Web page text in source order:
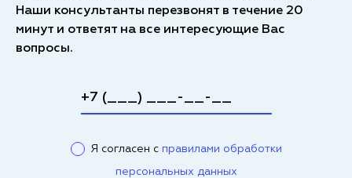
Наши консультанты перезвонят в течение 20
минут и ответят на все интересующие Вас
вопросы.
Я согласен с правилами обработки
персональных данных